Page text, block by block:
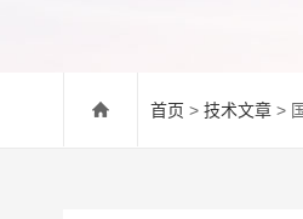
首页 > 技术文章 >